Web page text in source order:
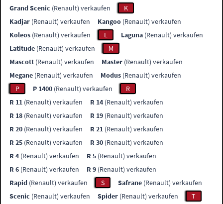
Grand Scenic (Renault) verkaufen
K
Kadjar (Renault) verkaufen Kangoo (Renault) verkaufen
Koleos (Renault) verkaufen L Laguna (Renault) verkaufen
Latitude (Renault) verkaufen
M
Mascott (Renault) verkaufen Master (Renault) verkaufen
Megane (Renault) verkaufen Modus (Renault) verkaufen
P
P 1400 (Renault) verkaufen
R
R 11 (Renault) verkaufen R 14 (Renault) verkaufen
R 18 (Renault) verkaufen R 19 (Renault) verkaufen
R 20 (Renault) verkaufen R 21 (Renault) verkaufen
R 25 (Renault) verkaufen R 30 (Renault) verkaufen
R 4 (Renault) verkaufen R 5 (Renault) verkaufen
R 6 (Renault) verkaufen R 9 (Renault) verkaufen
Rapid (Renault) verkaufen S Safrane (Renault) verkaufen
Scenic (Renault) verkaufen Spider (Renault) verkaufen
T